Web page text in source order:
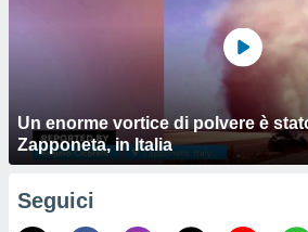
Un enorme vortice di polvere è
Zapponeta, in Italia
Seguici